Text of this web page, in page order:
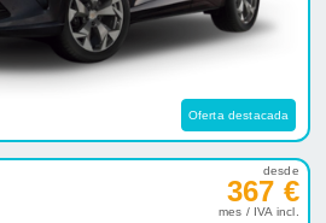
Oferta destacada
desde
367 €
mes / IVA incl.